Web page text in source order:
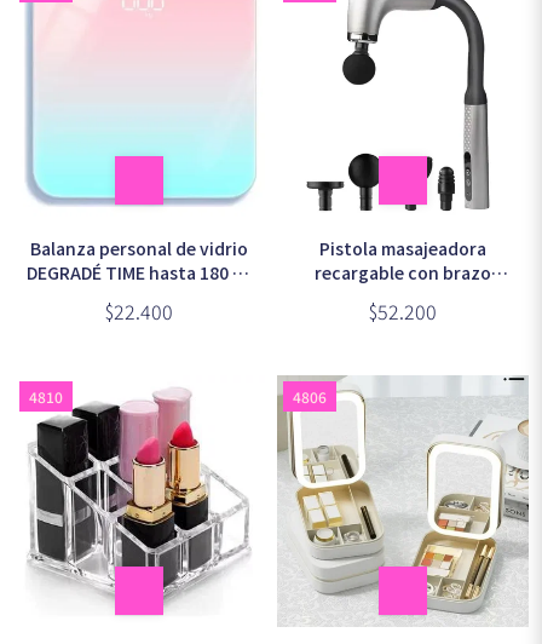
Balanza personal de vidrio
DEGRADÉ TIME hasta 180 kg
(BL-91057)
$22.400
Pistola masajeadora
recargable con brazo
extendido en caja celeste
$52.200
4810 4806